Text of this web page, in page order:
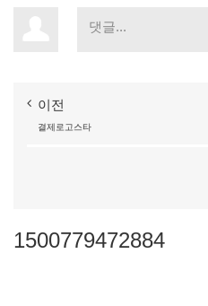
이전
결제로고스타
1500779472884